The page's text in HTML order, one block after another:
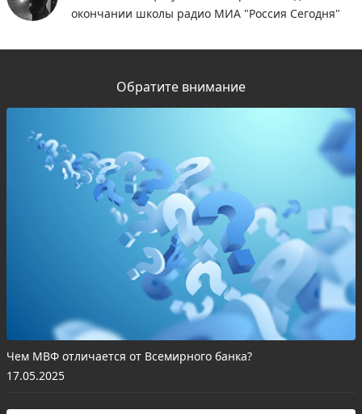
окончании школы радио МИА "Россия Сегодня"
Обратите внимание
Чем МВФ отличается от Всемирного банка?
17.05.2025